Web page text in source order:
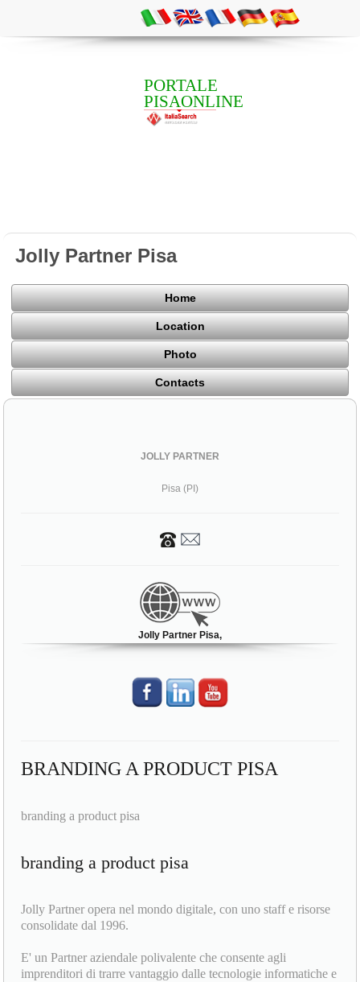
PORTALE
PISAONLINE
Jolly Partner Pisa
Home
Location
Photo
Contacts
JOLLY PARTNER
Pisa (PI)
Jolly Partner Pisa,
BRANDING A PRODUCT PISA
branding a product pisa
branding a product pisa
Jolly Partner opera nel mondo digitale, con uno staff e risorse
consolidate dal 1996.
E' un Partner aziendale polivalente che consente agli
imprenditori di trarre vantaggio dalle tecnologie informatiche e